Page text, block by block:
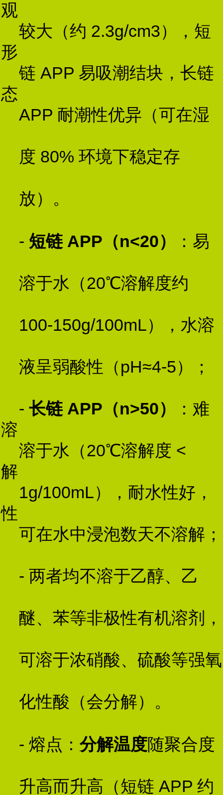
观
形
态
较大（约 2.3g/cm3），短
链 APP 易吸潮结块，长链
APP 耐潮性优异（可在湿
度 80% 环境下稳定存
放）。
溶
解
性
- 短链 APP（n<20） ：易
溶于水（20℃溶解度约
100-150g/100mL），水溶
液呈弱酸性（pH≈4-5）；
- 长链 APP（n>50） ：难
溶于水（20℃溶解度 <
1g/100mL），耐水性好，
可在水中浸泡数天不溶解；
- 两者均不溶于乙醇、乙
醚、苯等非极性有机溶剂，
可溶于浓硝酸、硫酸等强氧
化性酸（会分解）。
- 熔点： 分解温度随聚合度
升高而升高（短链 APP 约